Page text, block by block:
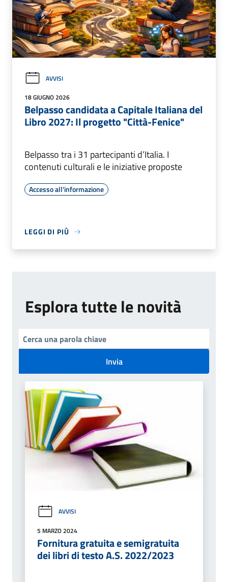
AVVISI
18 GIUGNO 2026
Belpasso candidata a Capitale Italiana del
Libro 2027: Il progetto "Città-Fenice"
Belpasso tra i 31 partecipanti d’Italia. I
contenuti culturali e le iniziative proposte
Accesso all'informazione
LEGGI DI PIÙ
Esplora tutte le novità
Invia
AVVISI
5 MARZO 2024
Fornitura gratuita e semigratuita
dei libri di testo A.S. 2022/2023